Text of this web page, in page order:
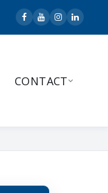
CONTACT